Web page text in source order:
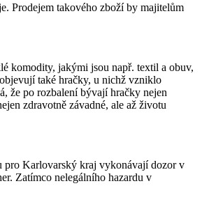
Prodejem takového zboží by majitelům
komodity, jakými jsou např. textil a obuv,
také hračky, u nichž vzniklo
že po rozbalení bývají hračky nejen
zdravotně závadné, ale až životu
pro Karlovarský kraj vykonávají dozor v
Zatímco nelegálního hazardu v